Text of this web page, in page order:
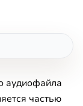
аудиофайла
частью